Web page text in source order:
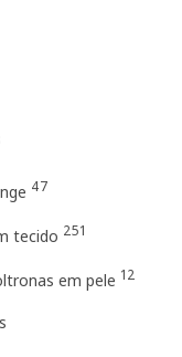
47
tecido 251
em pele 12